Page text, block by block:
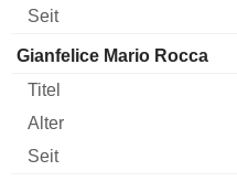
Gianfelice Mario Rocca